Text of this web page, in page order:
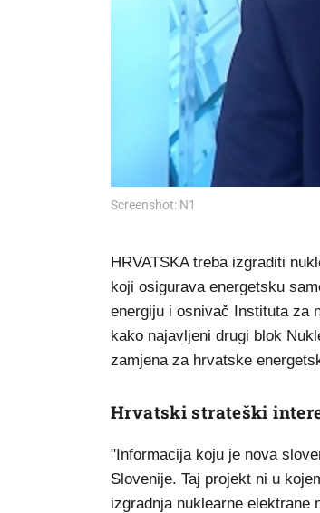
Screenshot: N1
HRVATSKA treba izgraditi
koji osigurava energetsku
energiju i osnivač Instituta za
kako najavljeni drugi blok
zamjena za hrvatske
Hrvatski strateški
"Informacija koju je nova
Slovenije. Taj projekt ni u
izgradnja nuklearne